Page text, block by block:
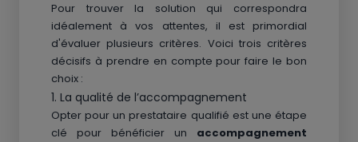
Pour trouver la solution qui correspondra
idéalement à vos attentes, il est primordial
d'évaluer plusieurs critères. Voici trois critères
décisifs à prendre en compte pour faire le bon
choix :
1. La qualité de l’accompagnement
Opter pour un prestataire qualifié est une étape
clé pour bénéficier un accompagnement